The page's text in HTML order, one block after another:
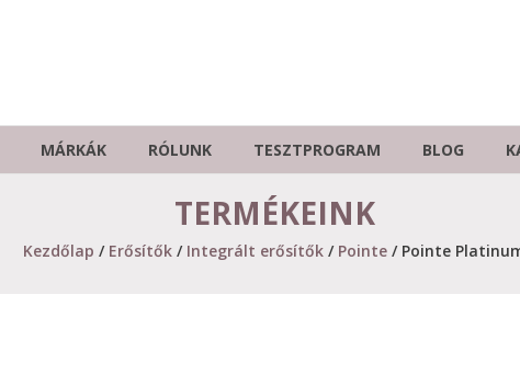
MÁRKÁK RÓLUNK TESZTPROGRAM BLOG
TERMÉKEINK
Kezdőlap / Erősítők / Integrált erősítők / Pointe / Pointe